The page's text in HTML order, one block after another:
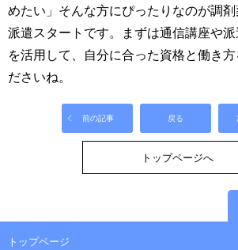
めたい」そんな方にぴったりなのが調
派遣スタートです。まずは通信講座や
を活用して、自分に合った資格と働き
ださいね。
前の記事 戻る
トップページへ
トップページ